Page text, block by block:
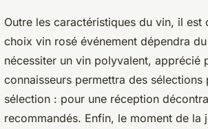
Outre les caractéristiques du vin, il est
choix vin rosé événement dépendra
nécessiter un vin polyvalent, apprécié
connaisseurs permettra des sélections
sélection : pour une réception
recommandés. Enfin, le moment de